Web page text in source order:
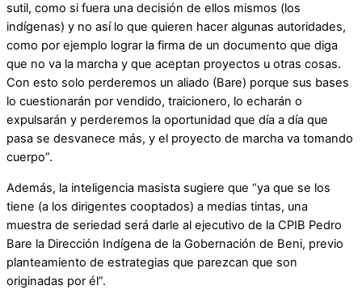
sutil, como si fuera una decisión de ellos mismos (los
indígenas) y no así lo que quieren hacer algunas autoridades,
como por ejemplo lograr la firma de un documento que diga
que no va la marcha y que aceptan proyectos u otras cosas.
Con esto solo perderemos un aliado (Bare) porque sus bases
lo cuestionarán por vendido, traicionero, lo echarán o
expulsarán y perderemos la oportunidad que día a día que
pasa se desvanece más, y el proyecto de marcha va tomando
cuerpo”.
Además, la inteligencia masista sugiere que “ya que se los
tiene (a los dirigentes cooptados) a medias tintas, una
muestra de seriedad será darle al ejecutivo de la CPIB Pedro
Bare la Dirección Indígena de la Gobernación de Beni, previo
planteamiento de estrategias que parezcan que son
originadas por él”.